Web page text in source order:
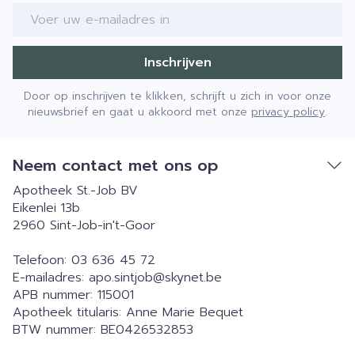
E-mail adres
Inschrijven
Door op inschrijven te klikken, schrijft u zich in voor onze
nieuwsbrief en gaat u akkoord met onze privacy policy.
Neem contact met ons op
Apotheek St.-Job BV
Eikenlei 13b
2960 Sint-Job-in't-Goor
Telefoon: 03 636 45 72
E-mailadres: apo.sintjob@skynet.be
APB nummer: 115001
Apotheek titularis: Anne Marie Bequet
BTW nummer: BE0426532853